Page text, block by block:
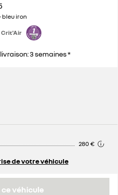
bleu iron
3 semaines *
280 €
de votre véhicule
véhicule